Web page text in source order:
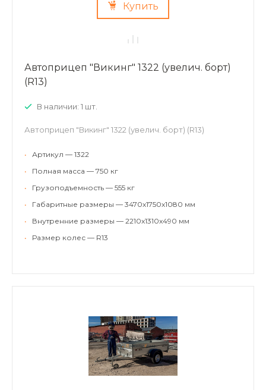
Купить
Автоприцеп "Викинг" 1322 (увелич. борт)
(R13)
В наличии: 1 шт.
Автоприцеп "Викинг" 1322 (увелич. борт) (R13)
•
Артикул — 1322
•
Полная масса — 750 кг
•
Грузоподъемность — 555 кг
•
Габаритные размеры — 3470x1750x1080 мм
•
Внутренние размеры — 2210x1310x490 мм
•
Размер колес — R13